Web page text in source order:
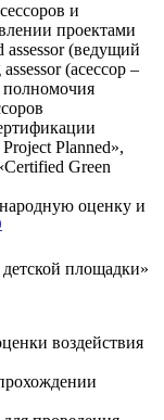
и
проектами
assessor (ведущий
(асессор –
полномочия
Planned»,
Green
оценку и
площадки»
воздействия